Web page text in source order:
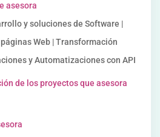
asesora
y soluciones de Software |
Web | Transformación
y Automatizaciones con API
de los proyectos que asesora